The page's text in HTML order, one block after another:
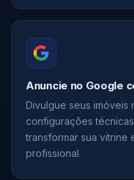
Anuncie no Google
Divulgue seus imóveis
configurações
transformar sua vitrine
profissional.